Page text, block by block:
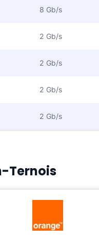
8 Gb/s
2 Gb/s
2 Gb/s
2 Gb/s
2 Gb/s
Ternois